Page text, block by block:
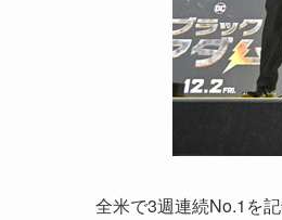
全米で3週連続No.1を